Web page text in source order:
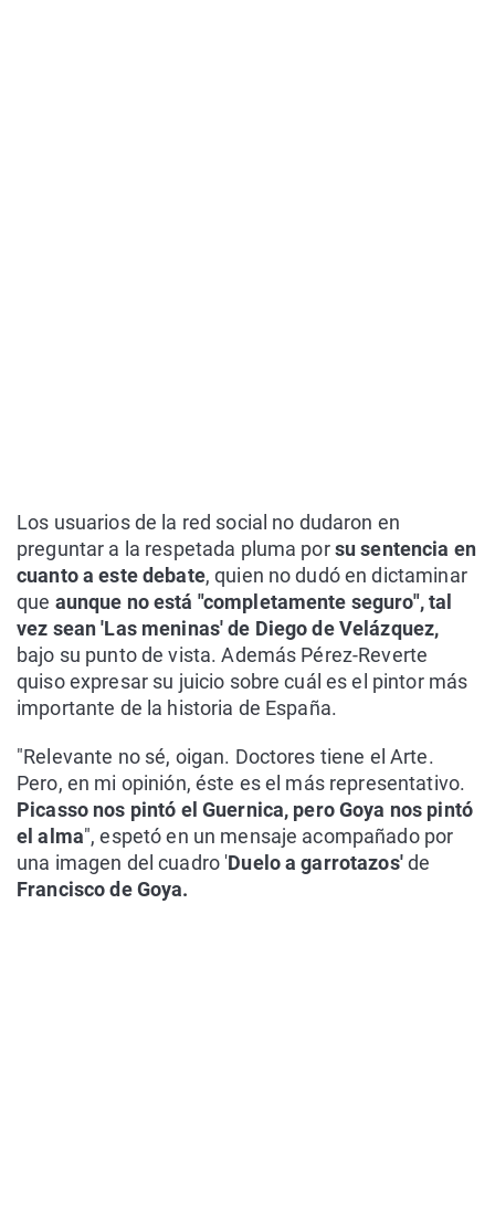
Los usuarios de la red social no dudaron en
preguntar a la respetada pluma porsu sentencia en
cuanto a este debate, quien no dudó en dictaminar
que aunque no está "completamente seguro", tal
vez sean 'Las meninas' de Diego de Velázquez,
bajo su punto de vista. Además Pérez-Reverte
quiso expresar su juicio sobre cuál es el pintor más
importante de la historia de España.
"Relevante no sé, oigan. Doctores tiene el Arte.
Pero, en mi opinión, éste es el más representativo.
Picasso nos pintó el Guernica, pero Goya nos pintó
el alma", espetó en un mensaje acompañado por
una imagen del cuadro 'Duelo a garrotazos'de
Francisco de Goya.